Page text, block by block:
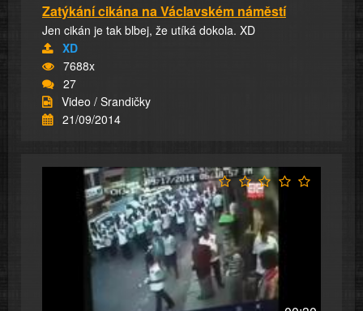
Zatýkání cikána na Václavském náměstí
Jen cikán je tak blbej, že utíká dokola. XD
XD
7688x
27
Video / Srandičky
21/09/2014